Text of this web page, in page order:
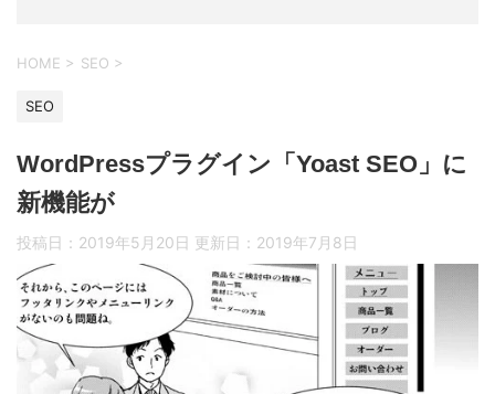
HOME > SEO >
SEO
WordPressプラグイン「Yoast SEO」に
新機能が
投稿日：2019年5月20日 更新日： 2019年7月8日